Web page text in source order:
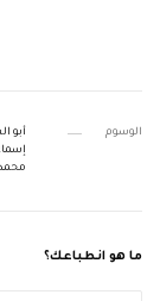
الوسوم أبو
ما هو انطباعك؟